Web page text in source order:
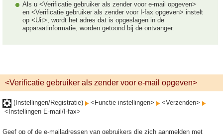
Als u <Verificatie gebruiker als zender voor e-mail opgeven>
en <Verificatie gebruiker als zender voor I-fax opgeven> instelt
op <Uit>, wordt het adres dat is opgeslagen in de
apparaatinformatie, worden getoond bij de ontvanger.
<Verificatie gebruiker als zender voor e-mail opgeven>
(Instellingen/Registratie) <Functie-instellingen>
<Verzenden>
<Instellingen E-mail/I-fax>
Geef op of de e-mailadressen van gebruikers die zich aanmelden met